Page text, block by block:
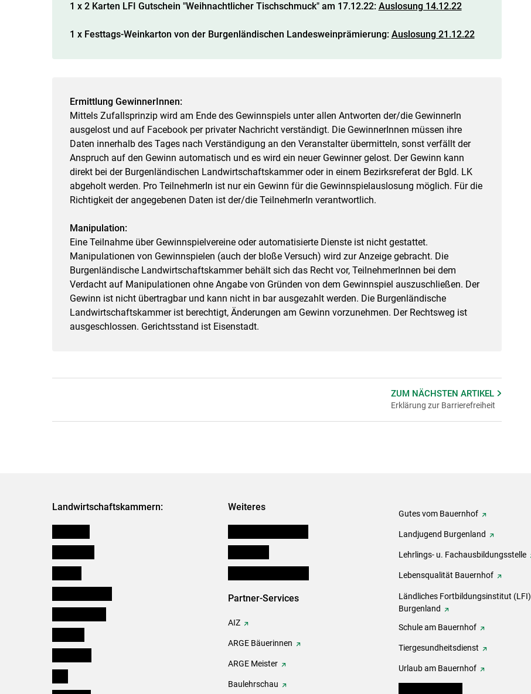
1 x 2 Karten LFI Gutschein "Weihnachtlicher Tischschmuck" am 17.12.22: Auslosung 14.12.22
1 x Festtags-Weinkarton von der Burgenländischen Landesweinprämierung: Auslosung 21.12.22
Ermittlung GewinnerInnen:
Mittels Zufallsprinzip wird am Ende des Gewinnspiels unter allen Antworten der/die GewinnerIn
ausgelost und auf Facebook per privater Nachricht verständigt. Die GewinnerInnen müssen ihre
Daten innerhalb des Tages nach Verständigung an den Veranstalter übermitteln, sonst verfällt der
Anspruch auf den Gewinn automatisch und es wird ein neuer Gewinner gelost. Der Gewinn kann
direkt bei der Burgenländischen Landwirtschaftskammer oder in einem Bezirksreferat der Bgld. LK
abgeholt werden. Pro TeilnehmerIn ist nur ein Gewinn für die Gewinnspielauslosung möglich. Für die
Richtigkeit der angegebenen Daten ist der/die TeilnehmerIn verantwortlich.
Manipulation:
Eine Teilnahme über Gewinnspielvereine oder automatisierte Dienste ist nicht gestattet.
Manipulationen von Gewinnspielen (auch der bloße Versuch) wird zur Anzeige gebracht. Die
Burgenländische Landwirtschaftskammer behält sich das Recht vor, TeilnehmerInnen bei dem
Verdacht auf Manipulationen ohne Angabe von Gründen von dem Gewinnspiel auszuschließen. Der
Gewinn ist nicht übertragbar und kann nicht in bar ausgezahlt werden. Die Burgenländische
Landwirtschaftskammer ist berechtigt, Änderungen am Gewinn vorzunehmen. Der Rechtsweg ist
ausgeschlossen. Gerichtsstand ist Eisenstadt.
ZUM NÄCHSTENARTIKEL
Erklärung zur Barrierefreiheit
Landwirtschaftskammern: Weiteres
Partner-Services
AIZ
ARGE Bäuerinnen
ARGE Meister
Baulehrschau
Gutes vom Bauernhof
Landjugend Burgenland
Lehrlings- u. Fachausbildungsstelle
Lebensqualität Bauernhof
Ländliches Fortbildungsinstitut (LFI)
Burgenland
Schule am Bauernhof
Tiergesundheitsdienst
Urlaub am Bauernhof